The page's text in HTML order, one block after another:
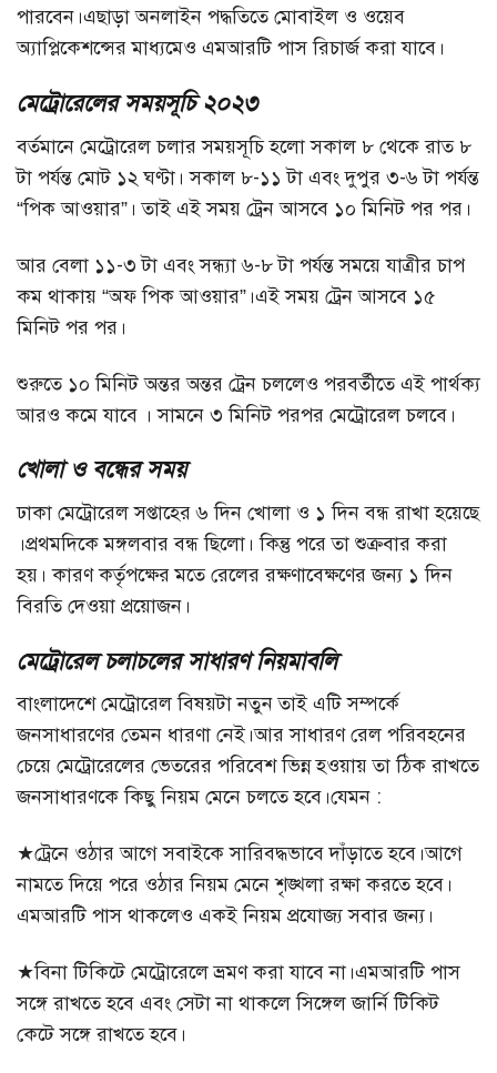
পারবেন।এছাড়া অনলাইন পদ্ধতিতে মোবাইল ও ওয়েব
অ্যাপ্লিকেশন্সের মাধ্যমেও এমআরটি পাস রিচার্জ করা যাবে।
মেট্রোরেলের সময়সূচি ২০২৩
বর্তমানে মেট্রোরেল চলার সময়সূচি হলো সকাল ৮ থেকে রাত ৮
টা পর্যন্ত মোট ১২ ঘণ্টা। সকাল ৮-১১ টা এবং দুপুর ৩-৬ টা পর্যন্ত
“পিক আওয়ার”। তাই এই সময় ট্রেন আসবে ১০ মিনিট পর পর।
আর বেলা ১১-৩ টা এবং সন্ধ্যা ৬-৮ টা পর্যন্ত সময়ে যাত্রীর চাপ
কম থাকায় “অফ পিক আওয়ার”।এই সময় ট্রেন আসবে ১৫
মিনিট পর পর।
শুরুতে ১০ মিনিট অন্তর অন্তর ট্রেন চললেও পরবর্তীতে এই পার্থক্য
আরও কমে যাবে । সামনে ৩ মিনিট পরপর মেট্রোরেল চলবে।
খোলা ও বন্ধের সময়
ঢাকা মেট্রোরেল সপ্তাহের ৬ দিন খোলা ও ১ দিন বন্ধ রাখা হয়েছে
।প্রথমদিকে মঙ্গলবার বন্ধ ছিলো। কিন্তু পরে তা শুক্রবার করা
হয়। কারণ কর্তৃপক্ষের মতে রেলের রক্ষণাবেক্ষণের জন্য ১ দিন
বিরতি দেওয়া প্রয়োজন।
মেট্রোরেল চলাচলের সাধারণ নিয়মাবলি
বাংলাদেশে মেট্রোরেল বিষয়টা নতুন তাই এটি সম্পর্কে
জনসাধারণের তেমন ধারণা নেই।আর সাধারণ রেল পরিবহনের
চেয়ে মেট্রোরেলের ভেতরের পরিবেশ ভিন্ন হওয়ায় তা ঠিক রাখতে
জনসাধারণকে কিছু নিয়ম মেনে চলতে হবে।যেমন :
★ট্রেনে ওঠার আগে সবাইকে সারিবদ্ধভাবে দাঁড়াতে হবে।আগে
নামতে দিয়ে পরে ওঠার নিয়ম মেনে শৃঙ্খলা রক্ষা করতে হবে।
এমআরটি পাস থাকলেও একই নিয়ম প্রযোজ্য সবার জন্য।
★বিনা টিকিটে মেট্রোরেলে ভ্রমণ করা যাবে না।এমআরটি পাস
সঙ্গে রাখতে হবে এবং সেটা না থাকলে সিঙ্গেল জার্নি টিকিট
কেটে সঙ্গে রাখতে হবে।